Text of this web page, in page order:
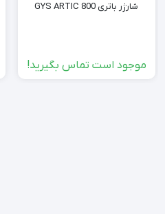
شارژر باتری GYS ARTIC 800
موجود است تماس بگیرید!